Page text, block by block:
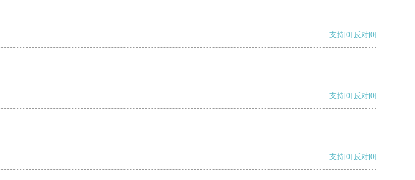
支持[0] 反对[0]
支持[0] 反对[0]
支持[0] 反对[0]